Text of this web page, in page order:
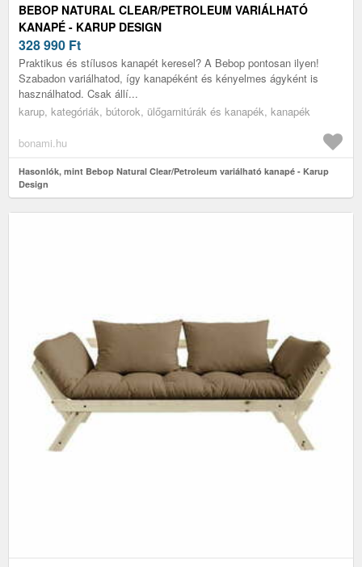
BEBOP NATURAL CLEAR/PETROLEUM VARIÁLHATÓ
KANAPÉ - KARUP DESIGN
328 990 Ft
Praktikus és stílusos kanapét keresel? A Bebop pontosan ilyen!
Szabadon variálhatod, így kanapéként és kényelmes ágyként is
használhatod. Csak állí...
karup, kategóriák, bútorok, ülőgarnitúrák és kanapék, kanapék
bonami.hu
Hasonlók, mint Bebop Natural Clear/Petroleum variálható kanapé - Karup
Design